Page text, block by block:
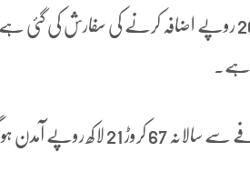
دستاویز کے مطابق پہلی تجویز کے تحت کرایے میں 5 سے 20 روپے اضافہ
دوسری تجویز ہے کہ کرایے میں 5 سے 10روپے کے